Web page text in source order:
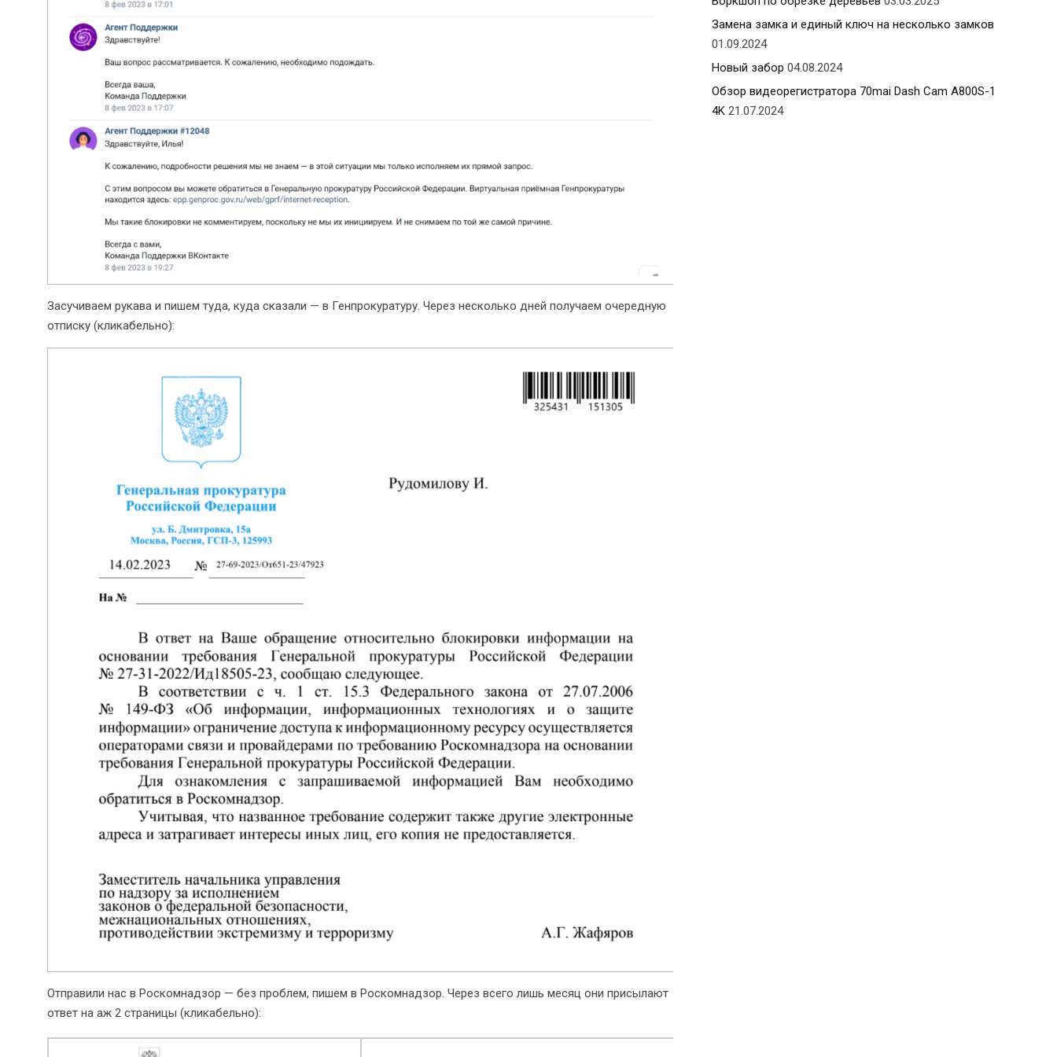
Засучиваем рукава и пишем туда, куда сказали — в Генпрокуратуру. Через несколько дней получаем очередную
отписку (кликабельно):
Отправили нас в Роскомнадзор — без проблем, пишем в Роскомнадзор. Через всего лишь месяц они присылают
ответ на аж 2 страницы (кликабельно):
Замена замка и единый ключ на несколько замков
01.09.2024
Новый забор 04.08.2024
Обзор видеорегистратора 70mai Dash Cam A800S-1
4K 21.07.2024